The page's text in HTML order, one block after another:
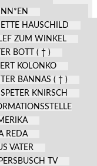
HAUSCHILD
ZUM WINKEL
BOTT ( † )
KOLONKO
BANNAS ( † )
KNIRSCH
REDA
VATER
TV